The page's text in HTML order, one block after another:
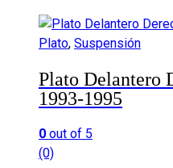
Plato, Suspensión
Plato Delantero
1993-1995
0 out of 5
(0)